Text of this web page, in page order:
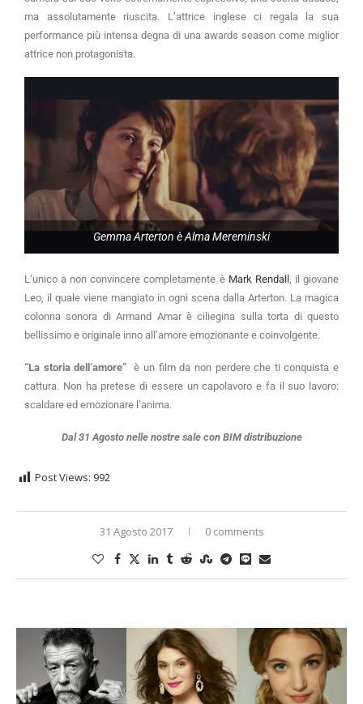
ma assolutamente riuscita. L’attrice inglese ci regala la sua
performance più intensa degna di una awards season come miglior
attrice non protagonista.
Gemma Arterton è Alma Mereminski
L’unico a non convincere completamente è Mark Rendall , il giovane
Leo, il quale viene mangiato in ogni scena dalla Arterton. La magica
colonna sonora di Armand Amar è ciliegina sulla torta di questo
bellissimo e originale inno all’amore emozionante e coinvolgente.
“La storia dell’amore” è un film da non perdere che ti conquista e
cattura. Non ha pretese di essere un capolavoro e fa il suo lavoro:
scaldare ed emozionare l’anima.
Dal 31 Agosto nelle nostre sale con BIM distribuzione
Post Views: 992
31 Agosto 2017 0 comments